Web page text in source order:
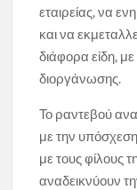
εταιρείας, να
και να
διάφορα είδη, με
διοργάνωσης.
Το ραντεβού
με την υπόσχεση
με τους φίλους
αναδεικνύουν